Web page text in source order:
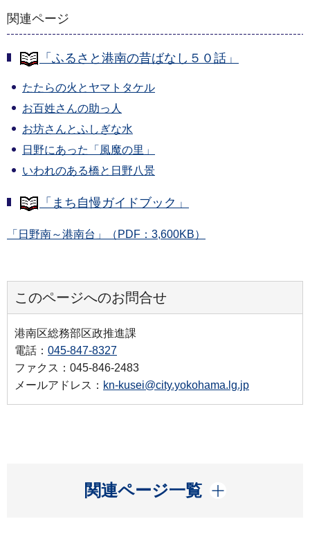
関連ページ
「ふるさと港南の昔ばなし５０話」
たたらの火とヤマトタケル
お百姓さんの助っ人
お坊さんとふしぎな水
日野にあった「風魔の里」
いわれのある橋と日野八景
「まち自慢ガイドブック」
「日野南～港南台」（PDF：3,600KB）
このページへのお問合せ
港南区総務部区政推進課
電話： 045-847-8327
ファクス：045-846-2483
メールアドレス： kn-kusei@city.yokohama.lg.jp
関連ページ一覧
開く